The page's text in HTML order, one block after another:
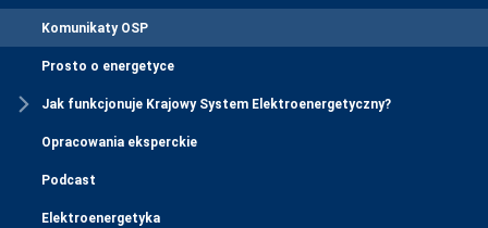
Komunikaty OSP
Prosto o energetyce
Jak funkcjonuje Krajowy System Elektroenergetyczny?
Opracowania eksperckie
Podcast
Elektroenergetyka